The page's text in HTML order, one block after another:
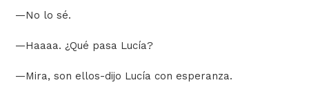
—No lo sé.
—Haaaa. ¿Qué pasa Lucía?
—Mira, son ellos-dijo Lucía con esperanza.